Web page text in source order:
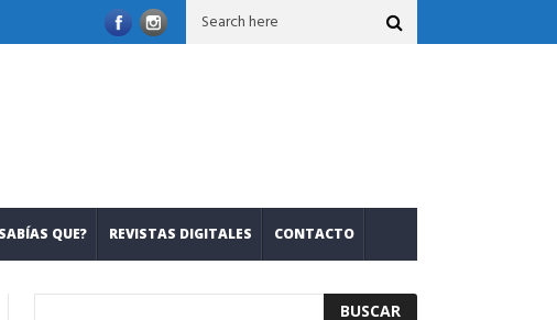
con nuevos refrigerantes Leslie Mariana Salcedo: romper inercias,
QUE? REVISTAS DIGITALES CONTACTO